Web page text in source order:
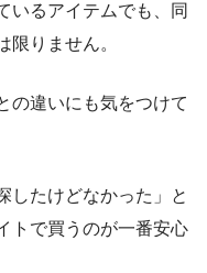
いるアイテムでも、同
限りません。
の違いにも気をつけて
したけどなかった」と
トで買うのが一番安心